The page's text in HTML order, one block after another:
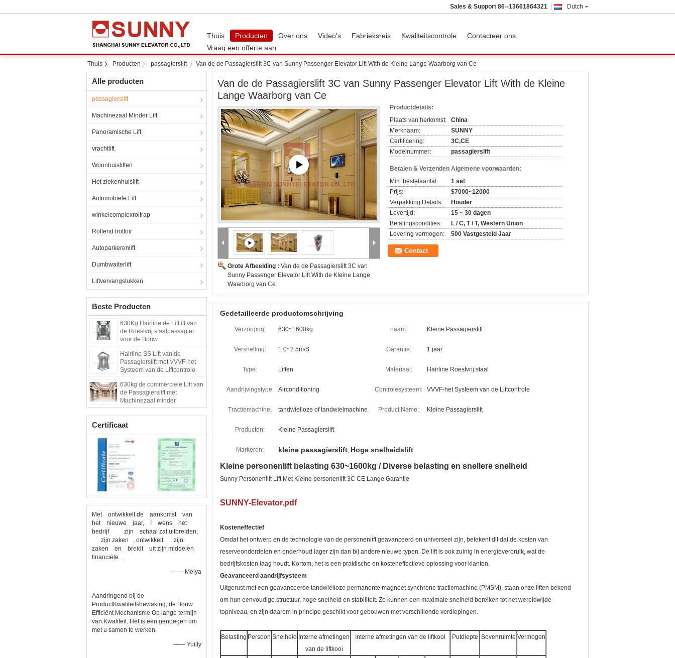
Dutch
Sales & Support 86--13661864321
Thuis Producten Over ons Video's Fabrieksreis Kwaliteitscontrole
Contacteer ons
Vraag een offerte aan
Thuis Producten passagierslift Van de de Passagierslift 3C van Sunny Passenger Elevator Lift With de Kleine Lange Waarborg van Ce
Alle producten
passagierslift
Machinezaal Minder Lift
Panoramische Lift
vrachtlift
Woonhuisliften
Het ziekenhuislift
Automobiele Lift
winkelcomplexroltrap
Rollend trottoir
Autoparkerenlift
Dumbwaiterlift
Liftvervangstukken
Beste Producten
630Kg Hairline de Liftlift van
de Roestvrij staalpassagier
voor de Bouw
Hairline SS Lift van de
Passagierslift met VVVF-het
Systeem van de Liftcontrole
630kg de commerciële Lift van
de Passagierslift met
Machinezaal minder
Certificaat
Met ontwikkelt de aankomst van
het nieuwe jaar, I wens het
bedrijf zijn schaal zal uitbreiden,
zijn zaken , ontwikkelt zijn
zaken en breidt uit zijn middelen
financiële .
—— Melya
Aandringend bij de
ProductKwaliteitsbewaking, de Bouw
Efficiënt Mechanisme Op lange termijn
van Kwaliteit. Het is een genoegen om
met u samen te werken.
—— Yuilly
Van de de Passagierslift 3C van Sunny Passenger Elevator Lift With de Kleine
Lange Waarborg van Ce
Grote Afbeelding : Van de de Passagierslift 3C van
Sunny Passenger Elevator Lift With de Kleine Lange
Waarborg van Ce
Productdetails:
Plaats van herkomst:
China
Merknaam:
SUNNY
Certificering:
3C,CE
Modelnummer:
passagierslift
Betalen & Verzenden Algemene voorwaarden:
Min. bestelaantal:
1 set
Prijs:
$7000~12000
Verpakking Details:
Houder
Levertijd:
15 ~ 30 dagen
Betalingscondities:
L / C, T / T, Western Union
Levering vermogen:
500 Vastgesteld Jaar
Contact
Gedetailleerde productomschrijving
Verzorging: 630~1600kg naam: Kleine Passagierslift
Versnelling: 1.0~2.5m/S Garantie: 1 jaar
Type: Liften Materiaal: Hairline Roestvrij staal
Aandrijvingstype: Airconditioning Controlesysteem: VVVF-het Systeem van de Liftcontrole
Tractiemachine: tandwielloze of tandwielmachine Product Name: Kleine Passagierslift
Producten: Kleine Passagierslift
Markeren: kleine passagierslift, Hoge snelheidslift
Kleine personenlift belasting 630~1600kg / Diverse belasting en snellere snelheid
Sunny Personenlift Lift Met Kleine personenlift 3C CE Lange Garantie
SUNNY-Elevator.pdf
Kosteneffectief
Omdat het ontwerp en de technologie van de personenlift geavanceerd en universeel zijn, betekent dit dat de kosten van
reserveonderdelen en onderhoud lager zijn dan bij andere nieuwe typen. De lift is ook zuinig in energieverbruik, wat de
bedrijfskosten laag houdt. Kortom, het is een praktische en kosteneffectieve oplossing voor klanten.
Geavanceerd aandrijfsysteem
Uitgerust met een geavanceerde tandwielloze permanente magneet synchrone tractiemachine (PMSM), staan onze liften bekend
om hun eenvoudige structuur, hoge snelheid en stabiliteit. Ze kunnen een maximale snelheid bereiken tot het wereldwijde
topniveau, en zijn daarom in principe geschikt voor gebouwen met verschillende verdiepingen.
Belasting Persoon Snelheid Interne afmetingen
van de liftkooi
Interne afmetingen van de liftkooi Putdiepte Bovenruimte Vermogen